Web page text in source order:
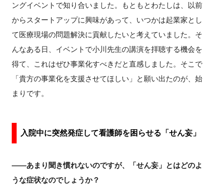
ングイベントで知り合いました。もともとわたしは、以前
からスタートアップに興味があって、いつかは起業家とし
て医療現場の問題解決に貢献したいと考えていました。そ
んなある日、イベントで小川先生の講演を拝聴する機会を
得て、これはぜひ事業化すべきだと直感しました。そこで
「貴方の事業化を支援させてほしい」と願い出たのが、始
まりです。
入院中に突然発症して看護師を困らせる「せん妄」
――あまり聞き慣れないのですが、「せん妄」とはどのよ
うな症状なのでしょうか？